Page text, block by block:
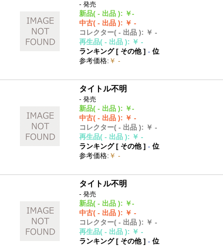
- 発売
新品( - 出品 ): ￥-
中古( - 出品 ): ￥ -
コレクター( - 出品 ): ￥ -
再生品( - 出品 ): ￥ -
ランキング [ その他]- 位
参考価格: ￥ -
タイトル不明
- 発売
新品( - 出品 ): ￥-
中古( - 出品 ): ￥ -
コレクター( - 出品 ): ￥ -
再生品( - 出品 ): ￥ -
ランキング [ その他]- 位
参考価格: ￥ -
タイトル不明
- 発売
新品( - 出品 ): ￥-
中古( - 出品 ): ￥ -
コレクター( - 出品 ): ￥ -
再生品( - 出品 ): ￥ -
ランキング [ その他]- 位